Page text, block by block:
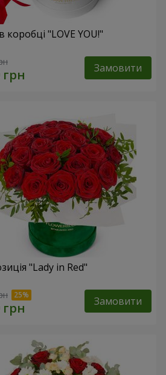
коробці "LOVE YOU!"
Замовити
"Lady in Red"
Замовити